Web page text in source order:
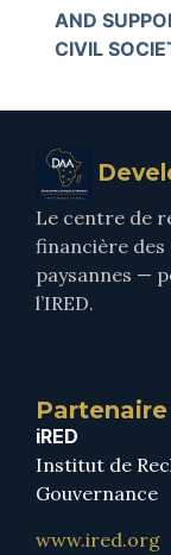
AND
CIVIL
Le centre de
financière des
paysannes —
l’IRED.
iRED
Institut de
Gouvernance
www.ired.org